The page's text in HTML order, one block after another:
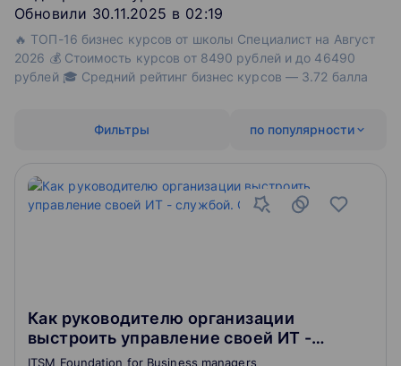
Обновили 30.11.2025 в 02:19
🔥 ТОП-16 бизнес курсов от школы Специалист на Август
2026 💰 Стоимость курсов от 8490 рублей и до 46490
рублей 🎓 Средний рейтинг бизнес курсов — 3.72 балла
по популярности
Фильтры
Как руководителю организации
выстроить управление своей ИТ -
службой. Основы.
ITSM Foundation for Business managers